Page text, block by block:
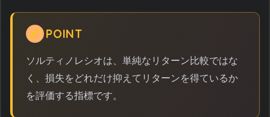
POINT
ソルティノレシオは、単純なリターン比較ではな
く、損失をどれだけ抑えてリターンを得ているか
を評価する指標です。